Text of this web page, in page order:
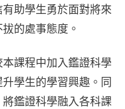
助學生勇於面對將來
的處事態度。
課程中加入鑑證科學
學生的學習興趣。同
鑑證科學融入各科課